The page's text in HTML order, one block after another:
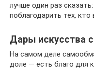
лучше один раз
поблагодарить тех,
Дары искусства
На самом деле
доле — есть благо для